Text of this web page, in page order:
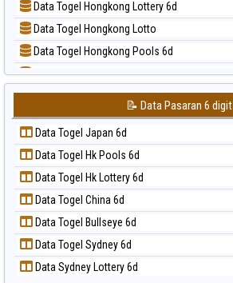
📝 Pola Dasar Singapore
📝 Pola Dasar Sydney
📝 Pola Dasar Sydney Lottery
📝 Pola Dasar Sydney Lottery 6d
📝 Pola Dasar Sydney Lotto
📝 Pola Dasar Sydney Pools 6d
📝 Pola Dasar Taipei
📝 Pola Dasar Taiwan
Data Togel Hongkong Lottery 6d
Data Togel Hongkong Lotto
Data Togel Hongkong Pools 6d
Data Togel Japan
Data Togel Japan 6d
Data Togel Korea
Data Togel Kuda Lari
Data Togel Magnum Cambodia
Data Togel Nagoya
Data Togel North Carolina Day
Data Togel Pcso
Data Togel Sao Paulo
Data Togel Singapore
📝 Data Pasaran 6 digit
Data Togel Japan 6d
Data Togel Hk Pools 6d
Data Togel Hk Lottery 6d
Data Togel China 6d
Data Togel Bullseye 6d
Data Togel Sydney 6d
Data Sydney Lottery 6d